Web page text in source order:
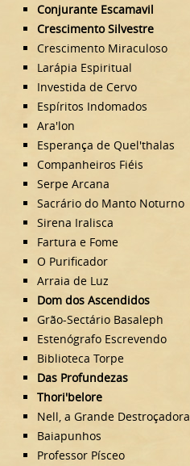
Conjurante Escamavil
Crescimento Silvestre
Crescimento Miraculoso
Larápia Espiritual
Investida de Cervo
Espíritos Indomados
Ara'lon
Esperança de Quel'thalas
Companheiros Fiéis
Serpe Arcana
Sacrário do Manto Noturno
Sirena Iralisca
Fartura e Fome
O Purificador
Arraia de Luz
Dom dos Ascendidos
Grão-Sectário Basaleph
Estenógrafo Escrevendo
Biblioteca Torpe
Das Profundezas
Thori'belore
Nell, a Grande Destroçadora
Baiapunhos
Professor Písceo